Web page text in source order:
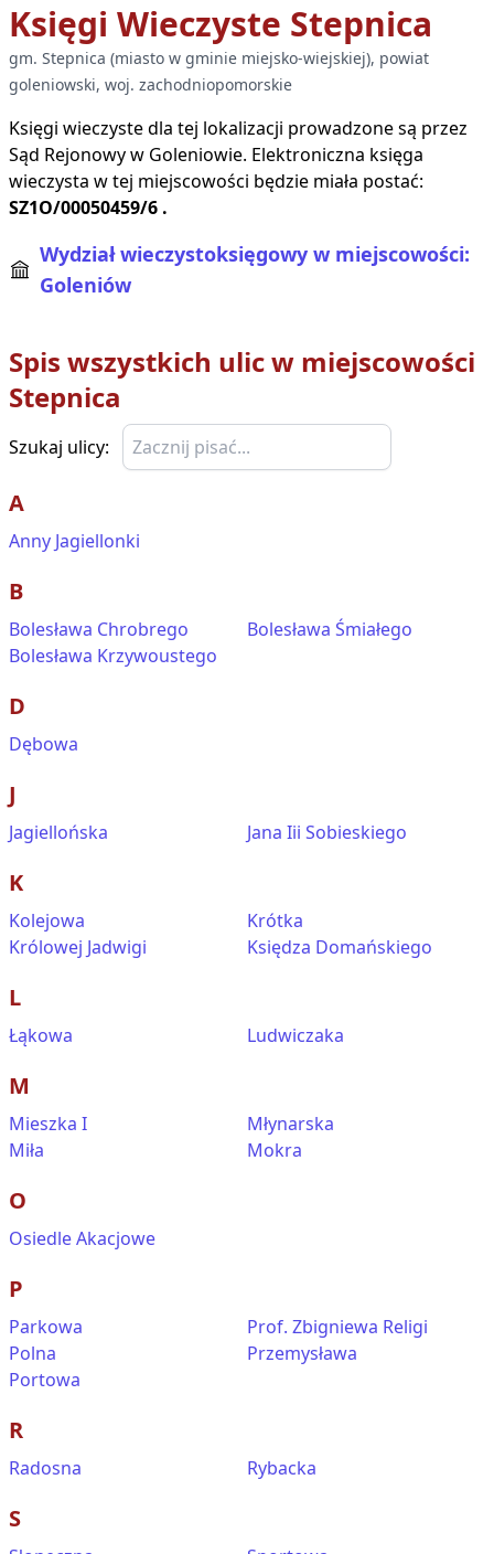
Księgi Wieczyste Stepnica
gm. Stepnica (miasto w gminie miejsko-wiejskiej), powiat
goleniowski, woj. zachodniopomorskie
Księgi wieczyste dla tej lokalizacji prowadzone są przez
Sąd Rejonowy w Goleniowie. Elektroniczna księga
wieczysta w tej miejscowości będzie miała postać:
SZ1O/00050459/6 .
Wydział wieczystoksięgowy w miejscowości:
Goleniów
Spis wszystkich ulic w miejscowości
Stepnica
Szukaj ulicy:
A
Anny Jagiellonki
B
Bolesława Chrobrego
Bolesława Krzywoustego
Bolesława Śmiałego
D
Dębowa
J
Jagiellońska Jana Iii Sobieskiego
K
Kolejowa
Królowej Jadwigi
Krótka
Księdza Domańskiego
L
Łąkowa Ludwiczaka
M
Mieszka I
Miła
Młynarska
Mokra
O
Osiedle Akacjowe
P
Parkowa
Polna
Portowa
Prof. Zbigniewa Religi
Przemysława
R
Radosna Rybacka
S